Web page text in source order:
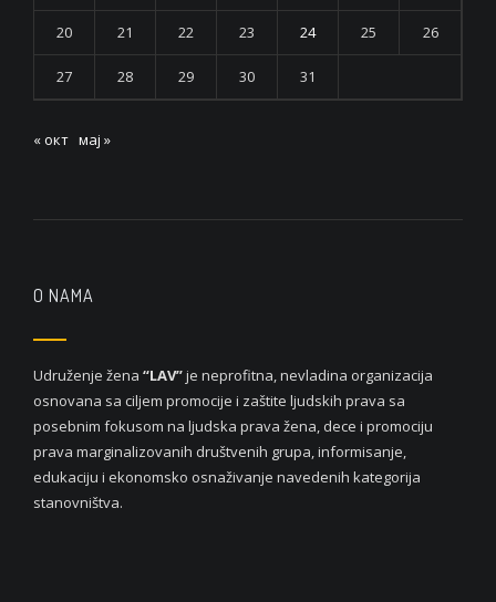
20 21 22 23 24 25 26
27 28 29 30 31
« окт мај »
O NAMA
Udruženje žena “LAV”je neprofitna, nevladina organizacija
osnovana sa ciljem promocije i zaštite ljudskih prava sa
posebnim fokusom na ljudska prava žena, dece i promociju
prava marginalizovanih društvenih grupa, informisanje,
edukaciju i ekonomsko osnaživanje navedenih kategorija
stanovništva.